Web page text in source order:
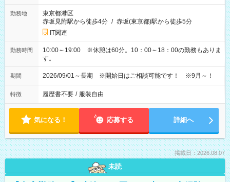
勤務地
東京都港区
赤坂見附駅から徒歩4分 / 赤坂(東京都)駅から徒歩5分
IT関連
勤務時間
10:00～19:00 ※休憩は60分。10：00～18：00の勤務もありま
す。
期間 2026/09/01～長期 ※開始日はご相談可能です！ ※9月～！
特徴 履歴書不要 / 服装自由
気になる！ 応募する 詳細へ
掲載日：2026.08.07
未読